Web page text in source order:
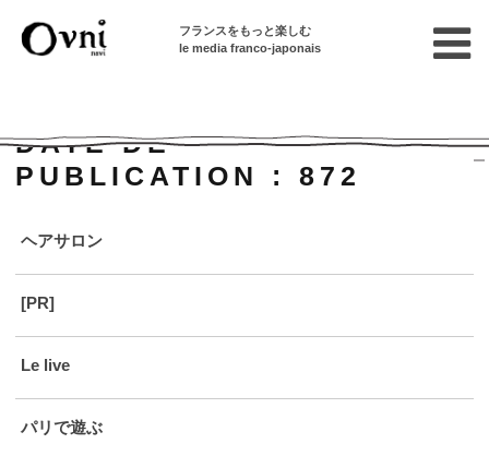
フランスをもっと楽しむ
le media franco-japonais
DATE DE
PUBLICATION :872
ヘアサロン
[PR]
Le live
パリで遊ぶ